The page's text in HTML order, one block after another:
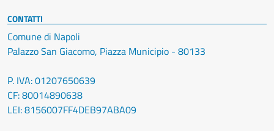
CONTATTI
Comune di Napoli
Palazzo San Giacomo, Piazza Municipio - 80133
P. IVA: 01207650639
CF: 80014890638
LEI: 8156007FF4DEB97ABA09